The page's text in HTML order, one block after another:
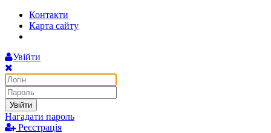
Контакти
Карта сайту
Увійти
Увійти
Нагадати пароль
Реєстрація